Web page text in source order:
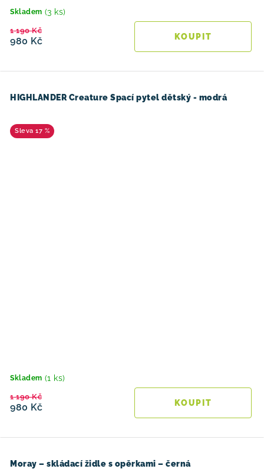
Skladem (3 ks)
980 Kč
1 190 Kč
HIGHLANDER Creature Spací pytel dětský - modrá
17 %
Skladem (1 ks)
980 Kč
1 190 Kč
Moray – skládací židle s opěrkami – černá